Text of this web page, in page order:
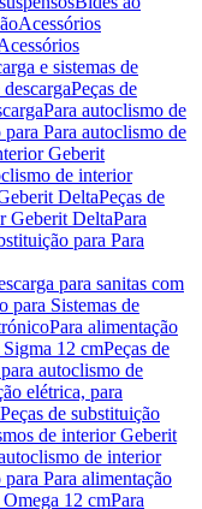
Acessórios
e sistemas de
Peças de
Para autoclismo de
Para autoclismo de
Geberit
de interior
DeltaPeças de
Geberit DeltaPara
para Para
para sanitas com
para Sistemas de
Para alimentação
12 cmPeças de
autoclismo de
elétrica, para
Peças de substituição
de interior Geberit
de interior
Para alimentação
12 cmPara